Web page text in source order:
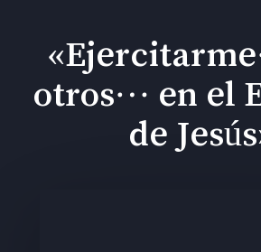
otros… en el
de